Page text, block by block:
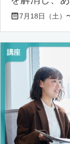
7月18日（土）